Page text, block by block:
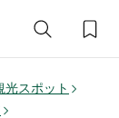
光スポット